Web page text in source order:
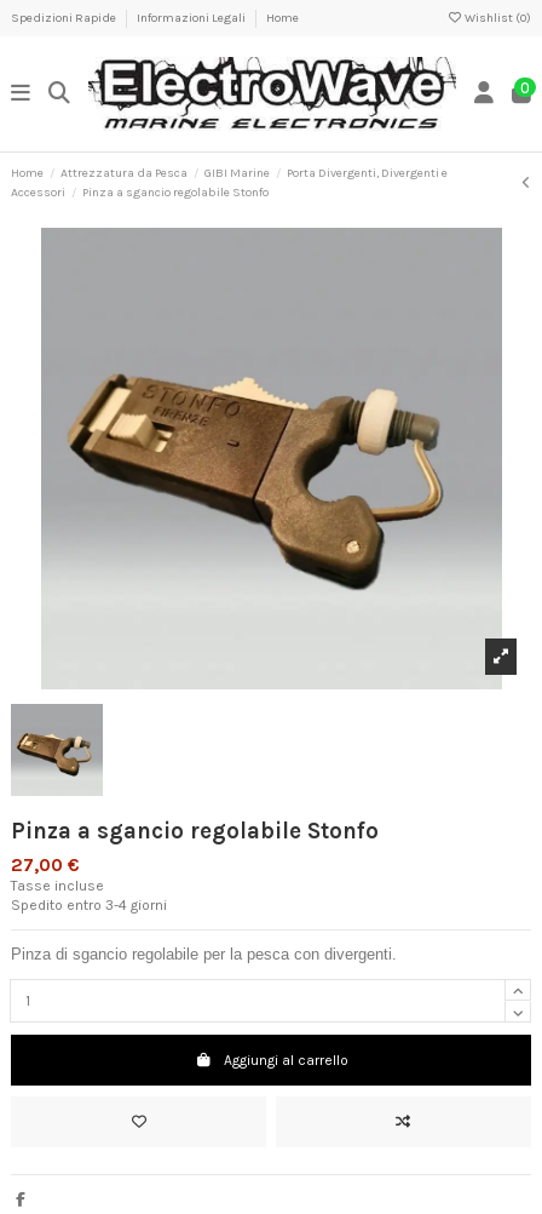
Spedizioni Rapide Informazioni Legali Home Wishlist (0)
0
Home Attrezzatura da Pesca GIBI Marine
Porta Divergenti, Divergenti e
Accessori
Pinza a sgancio regolabile Stonfo
Pinza a sgancio regolabile Stonfo
27,00 €
Tasse incluse
Spedito entro 3-4 giorni
Pinza di sgancio regolabile per la pesca con divergenti.
Aggiungi al carrello